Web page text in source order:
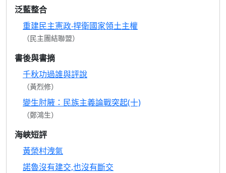
泛藍整合
重建民主憲政‧捍衛國家領土主權
（民主團結聯盟）
書後與書摘
千秋功過誰與評說
（黃烈修）
變生肘腋：民族主義論戰突起(十)
（鄭鴻生）
海峽短評
黃榮村洩氣
諾魯沒有建交,也沒有斷交